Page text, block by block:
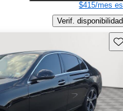
$415/mes
Verif. disponibilidad